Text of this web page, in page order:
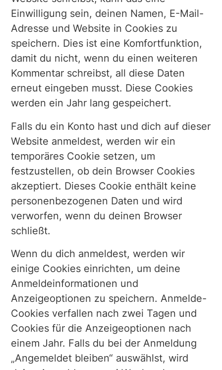
Einwilligung sein, deinen Namen, E-Mail-
Adresse und Website in Cookies zu
speichern. Dies ist eine Komfortfunktion,
damit du nicht, wenn du einen weiteren
Kommentar schreibst, all diese Daten
erneut eingeben musst. Diese Cookies
werden ein Jahr lang gespeichert.
Falls du ein Konto hast und dich auf dieser
Website anmeldest, werden wir ein
temporäres Cookie setzen, um
festzustellen, ob dein Browser Cookies
akzeptiert. Dieses Cookie enthält keine
personenbezogenen Daten und wird
verworfen, wenn du deinen Browser
schließt.
Wenn du dich anmeldest, werden wir
einige Cookies einrichten, um deine
Anmeldeinformationen und
Anzeigeoptionen zu speichern. Anmelde-
Cookies verfallen nach zwei Tagen und
Cookies für die Anzeigeoptionen nach
einem Jahr. Falls du bei der Anmeldung
„Angemeldet bleiben“ auswählst, wird